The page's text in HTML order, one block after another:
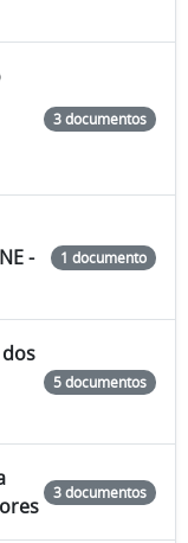
3 documentos
-
1 documento
5 documentos
3 documentos